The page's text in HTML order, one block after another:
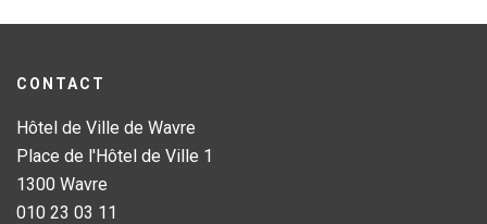
CONTACT
Hôtel de Ville de Wavre
Place de l'Hôtel de Ville 1
1300 Wavre
010 23 03 11